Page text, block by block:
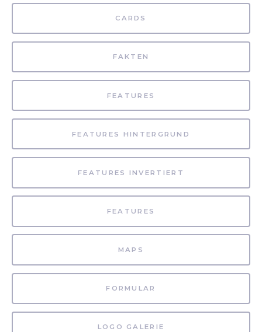
CARDS
FAKTEN
FEATURES
FEATURES HINTERGRUND
FEATURES INVERTIERT
FEATURES
MAPS
FORMULAR
LOGO GALERIE